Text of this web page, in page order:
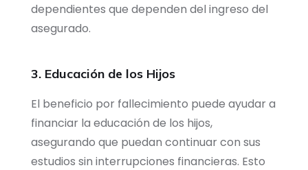
dependientes que dependen del ingreso del
asegurado.
3. Educación de los Hijos
El beneficio por fallecimiento puede ayudar a
financiar la educación de los hijos,
asegurando que puedan continuar con sus
estudios sin interrupciones financieras. Esto